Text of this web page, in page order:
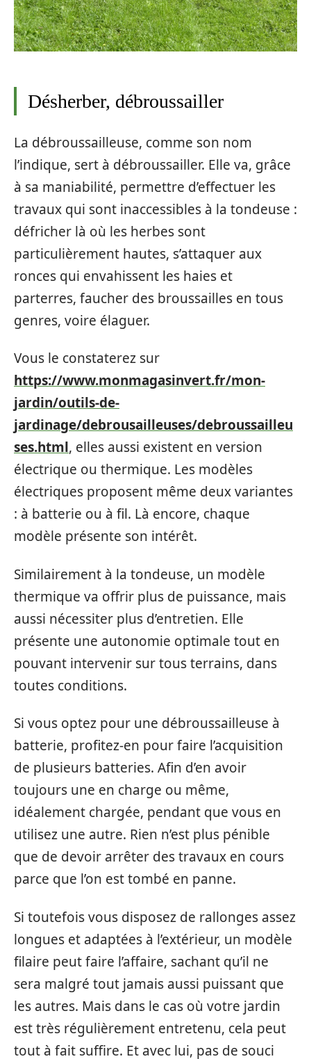
Désherber, débroussailler
La débroussailleuse, comme son nom
l’indique, sert à débroussailler. Elle va, grâce
à sa maniabilité, permettre d’effectuer les
travaux qui sont inaccessibles à la tondeuse :
défricher là où les herbes sont
particulièrement hautes, s’attaquer aux
ronces qui envahissent les haies et
parterres, faucher des broussailles en tous
genres, voire élaguer.
Vous le constaterez sur
https://www.monmagasinvert.fr/mon-
jardin/outils-de-
jardinage/debrousailleuses/debroussailleu
ses.html, elles aussi existent en version
électrique ou thermique. Les modèles
électriques proposent même deux variantes
: à batterie ou à fil. Là encore, chaque
modèle présente son intérêt.
Similairement à la tondeuse, un modèle
thermique va offrir plus de puissance, mais
aussi nécessiter plus d’entretien. Elle
présente une autonomie optimale tout en
pouvant intervenir sur tous terrains, dans
toutes conditions.
Si vous optez pour une débroussailleuse à
batterie, profitez-en pour faire l’acquisition
de plusieurs batteries. Afin d’en avoir
toujours une en charge ou même,
idéalement chargée, pendant que vous en
utilisez une autre. Rien n’est plus pénible
que de devoir arrêter des travaux en cours
parce que l’on est tombé en panne.
Si toutefois vous disposez de rallonges assez
longues et adaptées à l’extérieur, un modèle
filaire peut faire l’affaire, sachant qu’il ne
sera malgré tout jamais aussi puissant que
les autres. Mais dans le cas où votre jardin
est très régulièrement entretenu, cela peut
tout à fait suffire. Et avec lui, pas de souci